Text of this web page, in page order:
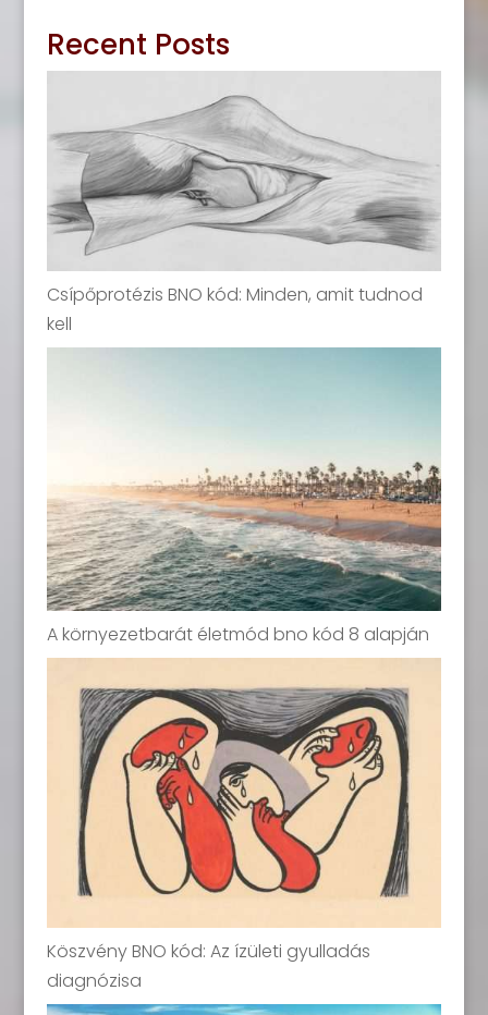
Recent Posts
Csípőprotézis BNO kód: Minden, amit tudnod
kell
A környezetbarát életmód bno kód 8 alapján
Köszvény BNO kód: Az ízületi gyulladás
diagnózisa